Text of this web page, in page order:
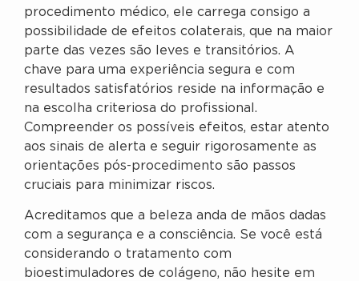
procedimento médico, ele carrega consigo a
possibilidade de efeitos colaterais, que na maior
parte das vezes são leves e transitórios. A
chave para uma experiência segura e com
resultados satisfatórios reside na informação e
na escolha criteriosa do profissional.
Compreender os possíveis efeitos, estar atento
aos sinais de alerta e seguir rigorosamente as
orientações pós-procedimento são passos
cruciais para minimizar riscos.
Acreditamos que a beleza anda de mãos dadas
com a segurança e a consciência. Se você está
considerando o tratamento com
bioestimuladores de colágeno, não hesite em